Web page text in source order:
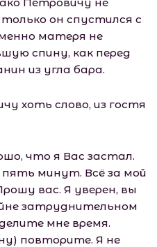
он спустился с
матеря не
спину, как перед
из угла бара.
хоть слово, из гостя
что я Вас застал.
минут. Всё за мой
вас. Я уверен, вы
затруднительном
мне время.
повторите. Я не